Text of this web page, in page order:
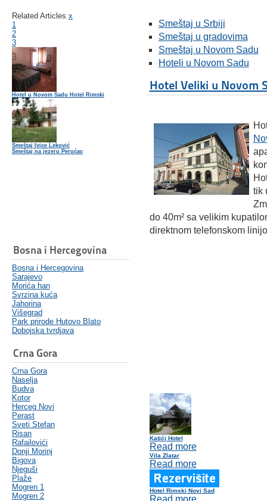
Related Articles x
1
2
3
Hotel u Novom Sadu Hotel Rimski
Smeštaj Ivice Leković
Smeštaj na jezeru Perućac
Bosna i Hercegovina
Bosna i Hercegovina
Sarajevo
Morića han
Svrzina kuća
Jahorina
Višegrad
Park prirode Hutovo Blato
Dobojska tvrdjava
Crna Gora
Crna Gora
Naselja
Budva
Kotor
Herceg Novi
Perast
Sveti Stefan
Risan
Rafailovići
Donji Morinj
Bigova
Njeguši
Plaže
Mogren 1
Mogren 2
Smeštaj u Srbiji
Smeštaj u gradovima
Smeštaj u Novom Sadu
Hoteli u Novom Sadu
Hotel Veliki u Novom
tik
do 40m² sa velikim
direktnom telefonskom
Katići Hotel
Read more
Vila Zlatar
Read more
Hotel Rimski Novi Sad